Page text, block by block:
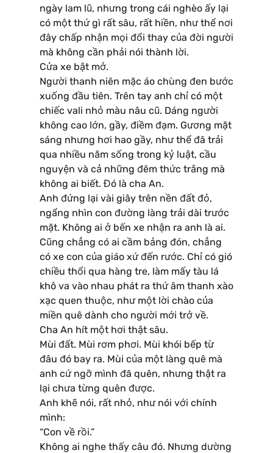
ngày lam lũ, nhưng trong cái nghèo ấy lại
có một thứ gì rất sâu, rất hiền, như thể nơi
đây chấp nhận mọi đổi thay của đời người
mà không cần phải nói thành lời.
Cửa xe bật mở.
Người thanh niên mặc áo chùng đen bước
xuống đầu tiên. Trên tay anh chỉ có một
chiếc vali nhỏ màu nâu cũ. Dáng người
không cao lớn, gầy, điềm đạm. Gương mặt
sáng nhưng hơi hao gầy, như thể đã trải
qua nhiều năm sống trong kỷ luật, cầu
nguyện và cả những đêm thức trắng mà
không ai biết. Đó là cha An.
Anh đứng lại vài giây trên nền đất đỏ,
ngẩng nhìn con đường làng trải dài trước
mặt. Không ai ở bến xe nhận ra anh là ai.
Cũng chẳng có ai cầm bảng đón, chẳng
có xe con của giáo xứ đến rước. Chỉ có gió
chiều thổi qua hàng tre, làm mấy tàu lá
khô va vào nhau phát ra thứ âm thanh xào
xạc quen thuộc, như một lời chào của
miền quê dành cho người mới trở về.
Cha An hít một hơi thật sâu.
Mùi đất. Mùi rơm phơi. Mùi khói bếp từ
đâu đó bay ra. Mùi của một làng quê mà
anh cứ ngỡ mình đã quên, nhưng thật ra
lại chưa từng quên được.
Anh khẽ nói, rất nhỏ, như nói với chính
mình:
“Con về rồi.”
Không ai nghe thấy câu đó. Nhưng dường